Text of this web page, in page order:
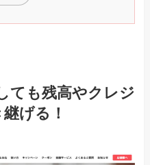
ても残高やクレジ
げる！